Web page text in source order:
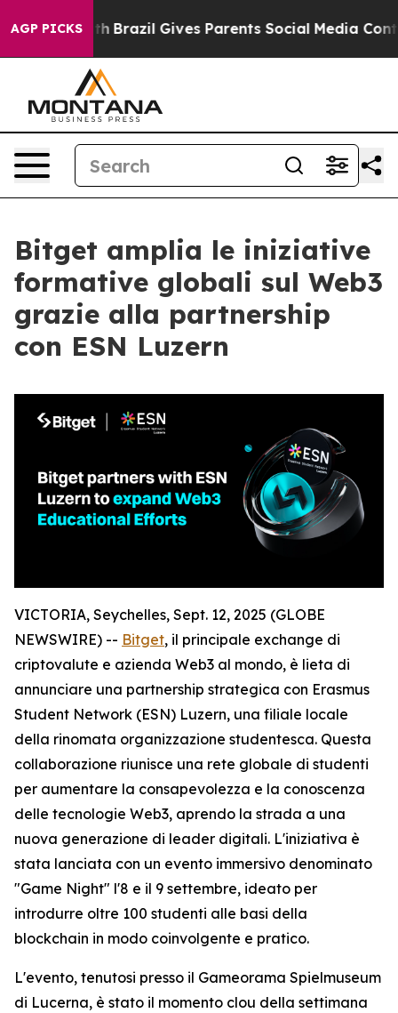
AGP PICKS
Youth Brazil Gives Parents Social Media Controls
Bitget amplia le iniziative
formative globali sul Web3
grazie alla partnership
con ESN Luzern
VICTORIA, Seychelles, Sept. 12, 2025 (GLOBE
NEWSWIRE) -- Bitget, il principale exchange di
criptovalute e azienda Web3 al mondo, è lieta di
annunciare una partnership strategica con Erasmus
Student Network (ESN) Luzern, una filiale locale
della rinomata organizzazione studentesca. Questa
collaborazione riunisce una rete globale di studenti
per aumentare la consapevolezza e la conoscenza
delle tecnologie Web3, aprendo la strada a una
nuova generazione di leader digitali. L'iniziativa è
stata lanciata con un evento immersivo denominato
"Game Night" l'8 e il 9 settembre, ideato per
introdurre oltre 100 studenti alle basi della
blockchain in modo coinvolgente e pratico.
L'evento, tenutosi presso il Gameorama Spielmuseum
di Lucerna, è stato il momento clou della settimana